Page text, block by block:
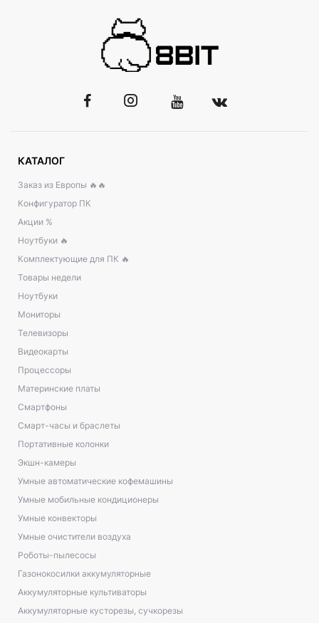
КАТАЛОГ
Заказ из Европы 🔥🔥
Конфигуратор ПК
Акции %
Ноутбуки 🔥
Комплектующие для ПК 🔥
Товары недели
Ноутбуки
Мониторы
Телевизоры
Видеокарты
Процессоры
Материнские платы
Смартфоны
Смарт-часы и браслеты
Портативные колонки
Экшн-камеры
Умные автоматические кофемашины
Умные мобильные кондиционеры
Умные конвекторы
Умные очистители воздуха
Роботы-пылесосы
Газонокосилки аккумуляторные
Аккумуляторные культиваторы
Аккумуляторные кусторезы, сучкорезы